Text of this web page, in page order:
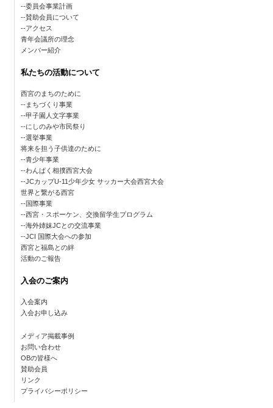
委員会事業計画
賛助会員について
アクセス
青年会議所の理念
メンバー紹介
私たちの活動について
西宮のまちのために
まちづくり事業
甲子園人文字事業
にしのみや市民祭り
選挙事業
将来を担う子供達のために
青少年事業
わんぱく相撲西宮大会
JCカップU-11少年少女 サッカー大会西宮大会
世界と繋がる西宮
国際事業
西宮・スポーケン、交換留学生プログラム
海外姉妹JCとの交流事業
JCI 国際大会への参加
西宮と福島との絆
活動のご報告
入会のご案内
入会案内
入会お申し込み
メディア掲載事例
お問い合わせ
OBの皆様へ
賛助会員
リンク
プライバシーポリシー